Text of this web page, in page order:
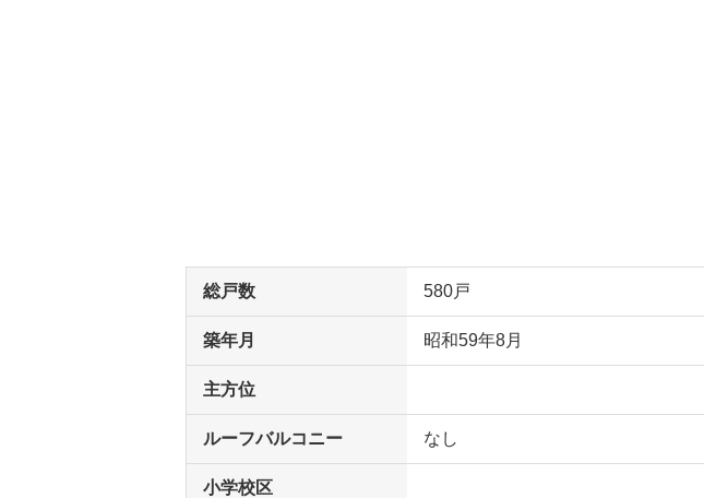
総戸数 580戸
築年月 昭和59年8月
主方位
ルーフバルコニー なし
小学校区